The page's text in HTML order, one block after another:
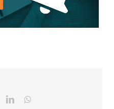
LinkedinWhatsapp